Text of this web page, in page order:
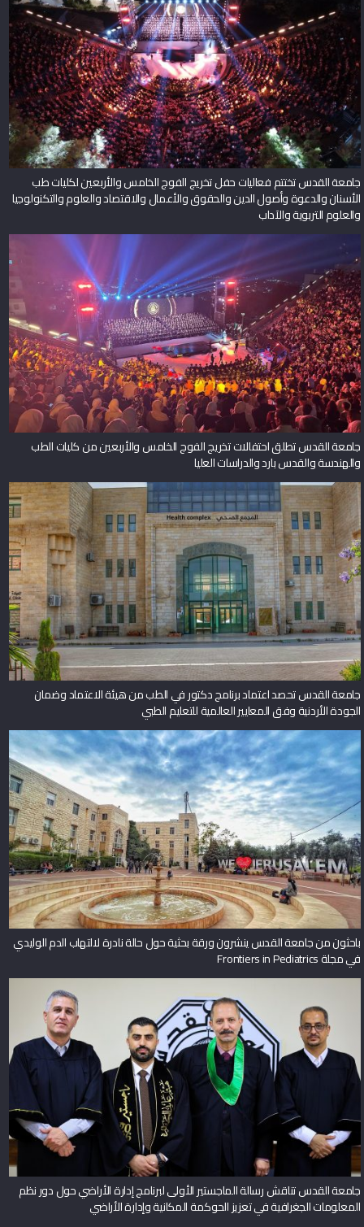
جامعة القدس تختتم فعاليات حفل تخريج الفوج الخامس والأربعين لكليات طب
الأسنان والدعوة وأصول الدين والحقوق والأعمال والاقتصاد والعلوم والتكنولوجيا
والعلوم التربوية والآداب
جامعة القدس تطلق احتفالات تخريج الفوج الخامس والأربعين من كليات الطب
والهندسة والقدس بارد والدراسات العليا
جامعة القدس تحصد اعتماد برنامج دكتور في الطب من هيئة الاعتماد وضمان
الجودة الأردنية وفق المعايير العالمية للتعليم الطبي
باحثون من جامعة القدس ينشرون ورقة بحثية حول حالة نادرة لالتهاب الدم الوليدي
في مجلة Frontiers in Pediatrics
جامعة القدس تناقش رسالة الماجستير الأولى لبرنامج إدارة الأراضي حول دور نظم
المعلومات الجغرافية في تعزيز الحوكمة المكانية وإدارة الأراضي